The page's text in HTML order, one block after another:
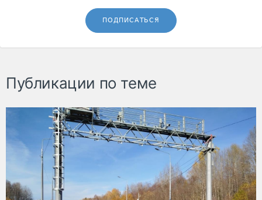
ПОДПИСАТЬСЯ
Публикации по теме